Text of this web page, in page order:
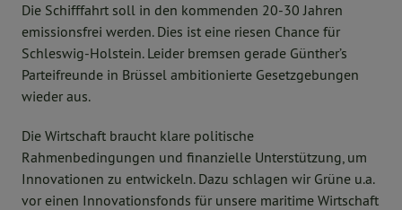
Die Schifffahrt soll in den kommenden 20-30 Jahren
emissionsfrei werden. Dies ist eine riesen Chance für
Schleswig-Holstein. Leider bremsen gerade Günther’s
Parteifreunde in Brüssel ambitionierte Gesetzgebungen
wieder aus.
Die Wirtschaft braucht klare politische
Rahmenbedingungen und finanzielle Unterstützung, um
Innovationen zu entwickeln. Dazu schlagen wir Grüne u.a.
vor einen Innovationsfonds für unsere maritime Wirtschaft